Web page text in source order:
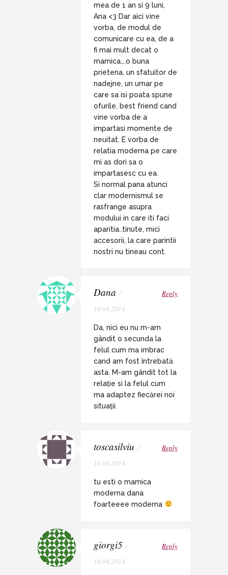
mea de 1 an si 9 luni,
Ana <3 Dar aici vine
vorba, de modul de
comunicare cu ea, de a
fi mai mult decat o
mamica….o buna
prietena, un sfatuitor de
nadejne, un umar pe
care sa isi poata spune
ofurile, best friend cand
vine vorba de a
impartasi momente de
neuitat. E vorba de
relatia moderna pe care
mi as dori sa o
impartasesc cu ea.
Si normal pana atunci
clar modernismul se
rasfrange asupra
modului in care iti faci
aparitia..tinute, mici
accesorii, la care parintii
nostri nu tineau cont.
Dana /
14.04.2014
Reply
Da, nici eu nu m-am
gândit o secunda la
felul cum ma imbrac
cand am fost întrebată
asta. M-am gândit tot la
relație si la felul cum
ma adaptez fiecărei noi
situații.
toscasilviu /
14.04.2014
Reply
tu esti o mamica
moderna dana
foarteeee moderna
giorgi5 /
14.04.2014
Reply